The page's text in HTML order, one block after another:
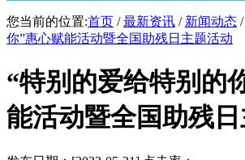
您当前的位置:首页 /最新资讯 / 新闻动态 /
你”惠心赋能活动暨全国助残日主题活动
“特别的爱给特别的
能活动暨全国助残